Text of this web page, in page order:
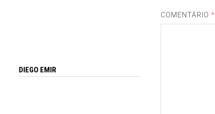
COMENTÁRIO*
DIEGO EMIR